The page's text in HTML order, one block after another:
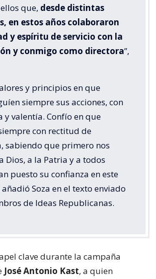
que, desde distintas
en estos años colaboraron
y espíritu de servicio con la
y conmigo como directora”,
y principios en que
siempre sus acciones, con
y valentía. Confío en que
con rectitud de
sabiendo que primero nos
Dios, a la Patria y a todos
puesto su confianza en este
añadió Soza en el texto enviado
de Ideas Republicanas.
clave durante la campaña
José Antonio Kast, a quien